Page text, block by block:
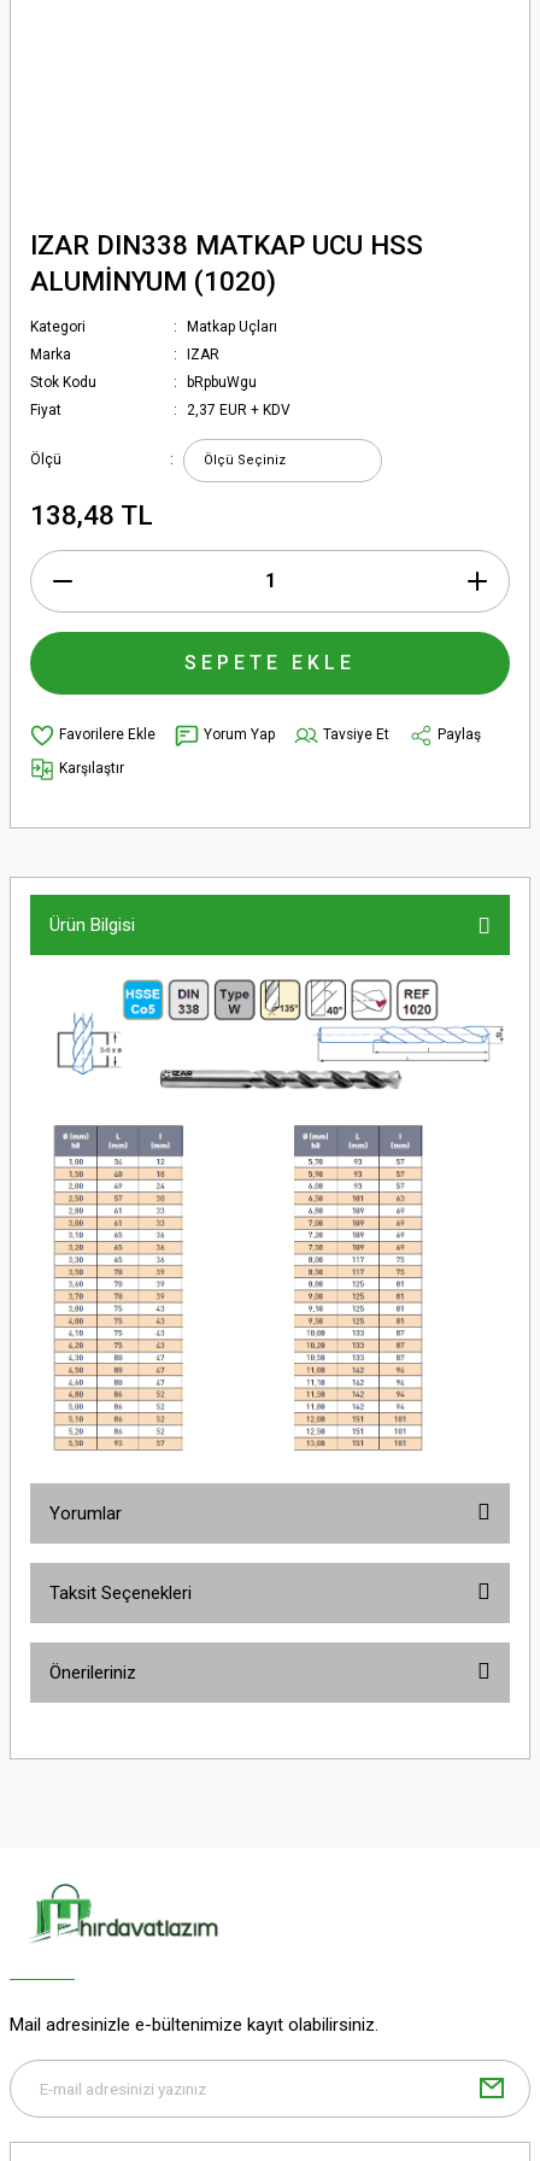
IZAR DIN338 MATKAP UCU HSS
ALUMİNYUM (1020)
Kategori
Matkap Uçları
Marka
IZAR
Stok Kodu
bRpbuWgu
Fiyat
2,37 EUR + KDV
Ölçü
138,48 TL
SEPETE EKLE
Yorum Yap Tavsiye Et
Paylaş
Karşılaştır
Ürün Bilgisi
Yorumlar
Taksit Seçenekleri
Önerileriniz
Ürün açıklamasında eksik bilgiler bulunuyor.
Ürün bilgilerinde hatalar bulunuyor.
Mail adresinizle e-bültenimize kayıt olabilirsiniz.